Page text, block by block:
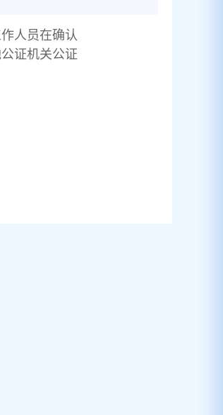
人员在确认
证机关公证